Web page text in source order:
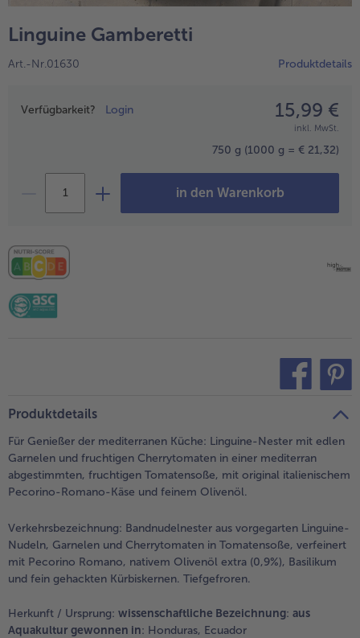
alle Küchenutensilien
alle bofrost*free
alle bofrost*plus.
Pflanzliche Alternativprodukte
- 5 € beim Kauf von 7 Schlemmermenüs nach Wahl
Linguine Gamberetti
Art.-Nr.01630 Produktdetails
Preisangabe
Verfügbarkeit? Login 15,99 €
inkl. MwSt.
750 g (1000 g = € 21,32)
in den Warenkorb
Produktdetails
Für Genießer der mediterranen Küche: Linguine-Nester mit edlen
Garnelen und fruchtigen Cherrytomaten in einer mediterran
abgestimmten, fruchtigen Tomatensoße, mit original italienischem
Pecorino-Romano-Käse und feinem Olivenöl.
Verkehrsbezeichnung: Bandnudelnester aus vorgegarten Linguine-
Nudeln, Garnelen und Cherrytomaten in Tomatensoße, verfeinert
mit Pecorino Romano, nativem Olivenöl extra (0,9%), Basilikum
und fein gehackten Kürbiskernen. Tiefgefroren.
Herkunft / Ursprung: wissenschaftliche Bezeichnung: aus
Aquakultur gewonnen in: Honduras, Ecuador